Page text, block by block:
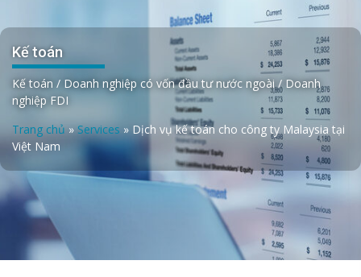
Kế toán
Kế toán / Doanh nghiệp có vốn đầu tư nước ngoài / Doanh
nghiệp FDI
Trang chủ»Services » Dịch vụ kế toán cho công ty Malaysia tại
Việt Nam